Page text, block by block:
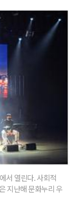
서 열린다. 사회적
지난해 문화누리 우